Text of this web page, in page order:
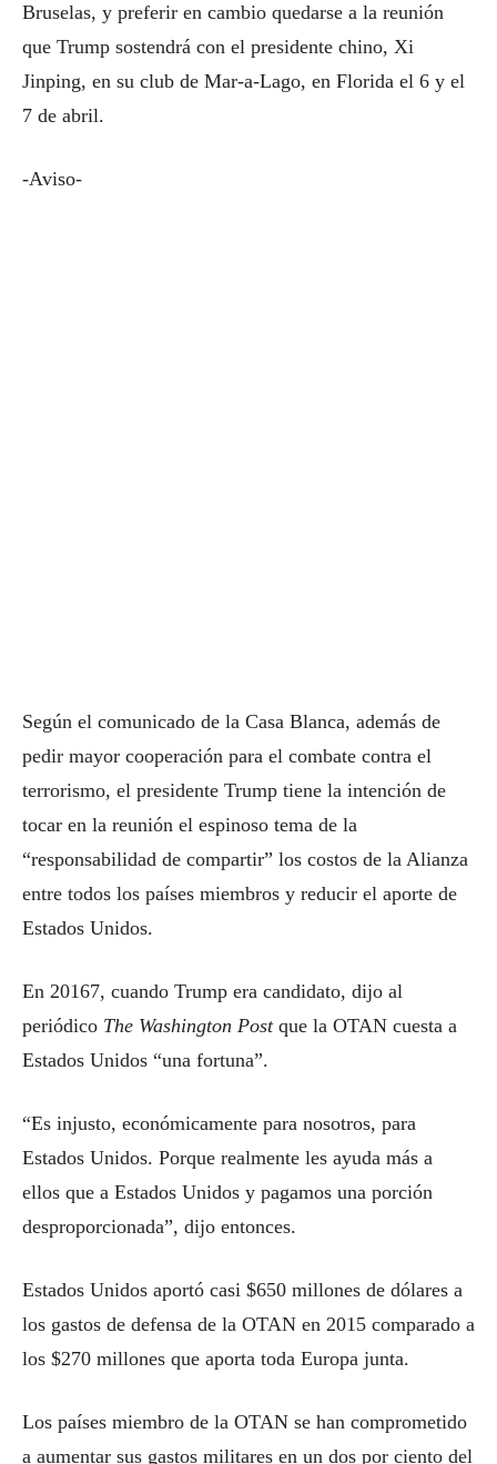
Bruselas, y preferir en cambio quedarse a la reunión
que Trump sostendrá con el presidente chino, Xi
Jinping, en su club de Mar-a-Lago, en Florida el 6 y el
7 de abril.
-Aviso-
Según el comunicado de la Casa Blanca, además de
pedir mayor cooperación para el combate contra el
terrorismo, el presidente Trump tiene la intención de
tocar en la reunión el espinoso tema de la
“responsabilidad de compartir” los costos de la Alianza
entre todos los países miembros y reducir el aporte de
Estados Unidos.
En 20167, cuando Trump era candidato, dijo al
periódico The Washington Post que la OTAN cuesta a
Estados Unidos “una fortuna”.
“Es injusto, económicamente para nosotros, para
Estados Unidos. Porque realmente les ayuda más a
ellos que a Estados Unidos y pagamos una porción
desproporcionada”, dijo entonces.
Estados Unidos aportó casi $650 millones de dólares a
los gastos de defensa de la OTAN en 2015 comparado a
los $270 millones que aporta toda Europa junta.
Los países miembro de la OTAN se han comprometido
a aumentar sus gastos militares en un dos por ciento del